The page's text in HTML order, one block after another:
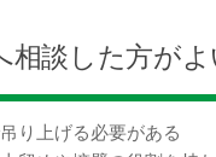
相談した方が
り上げる必要がある